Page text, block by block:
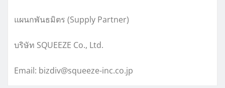
แผนกพันธมิตร (Supply Partner)
บริษัท SQUEEZE Co., Ltd.
Email: bizdiv@squeeze-inc.co.jp